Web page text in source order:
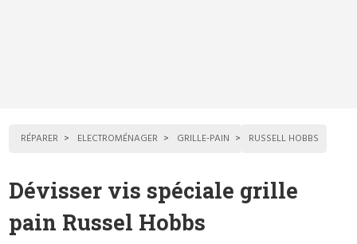
RÉPARER ELECTROMÉNAGER GRILLE-PAIN RUSSELL HOBBS
Dévisser vis spéciale grille
pain Russel Hobbs